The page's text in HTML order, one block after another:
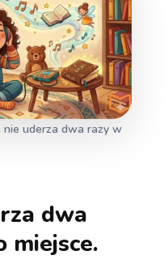
nie uderza dwa razy w
dwa
miejsce.